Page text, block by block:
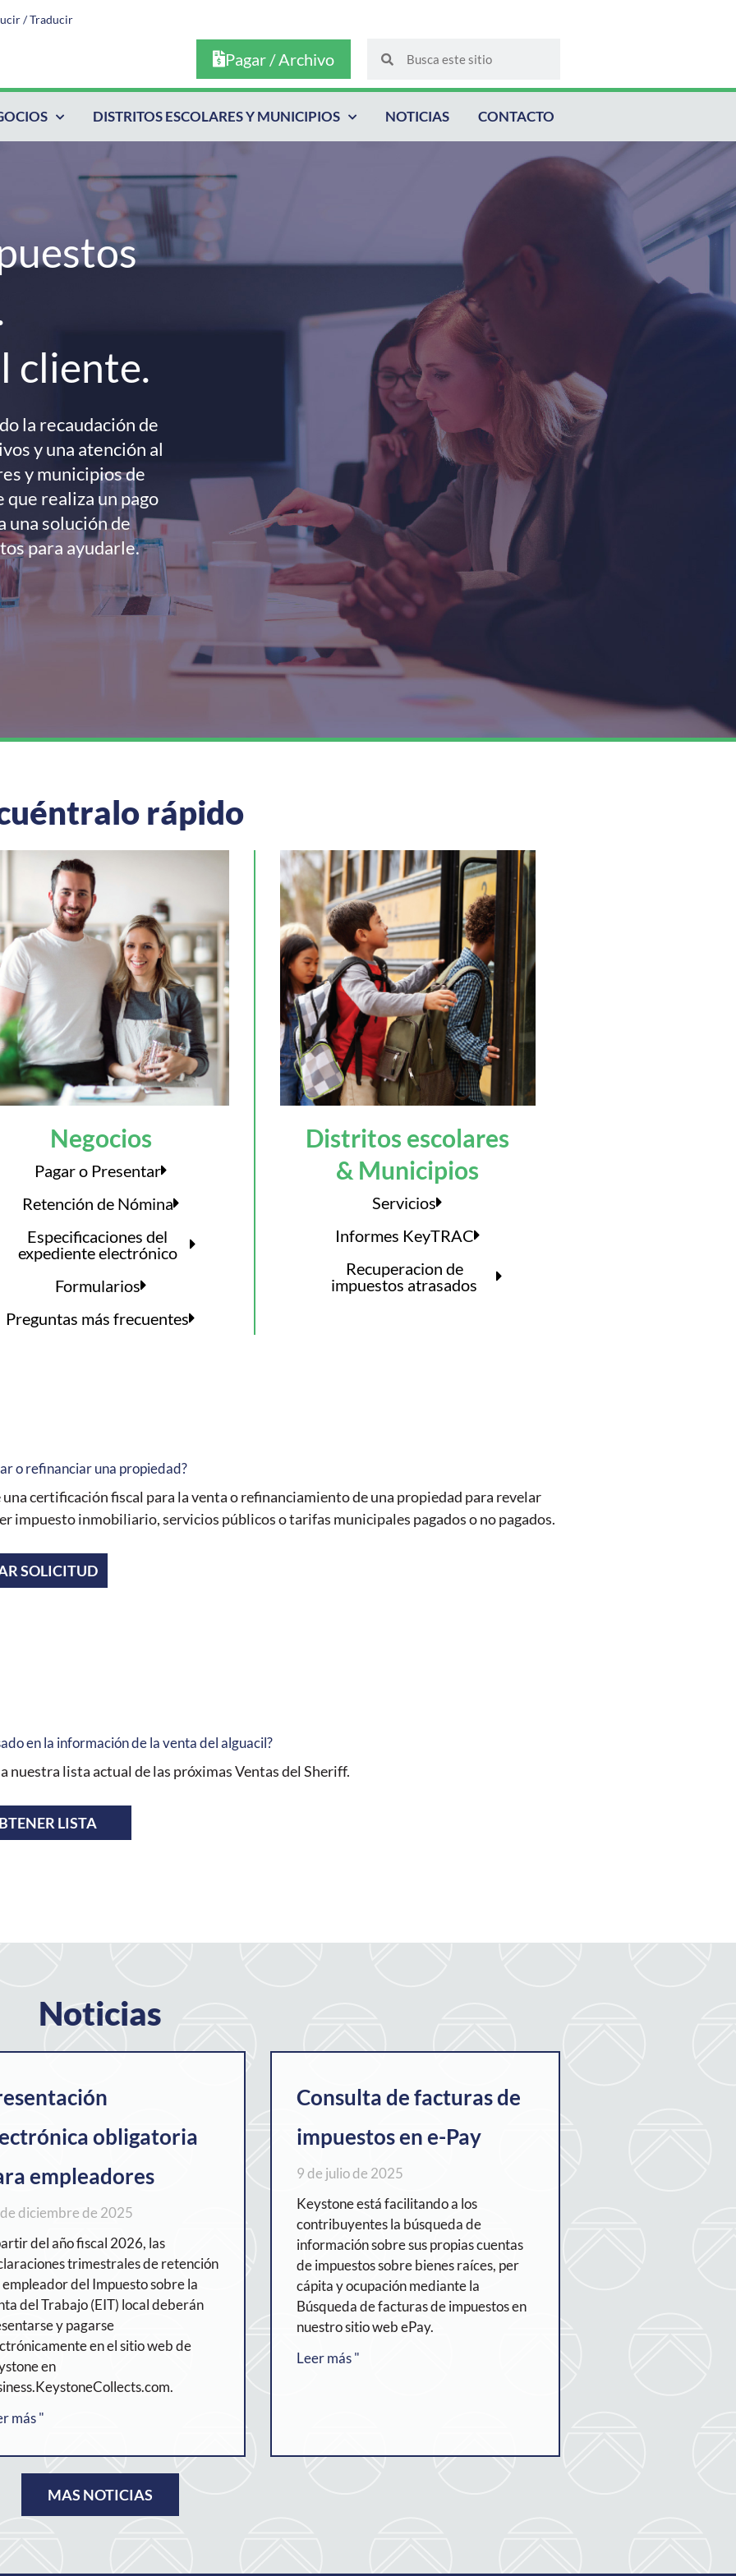
/ Traducir
Pagar / Archivo Buscar
DISTRITOS ESCOLARES Y MUNICIPIOS NOTICIAS CONTACTO
cliente.
la recaudación de
y una atención al
y municipios de
realiza un pago
una solución de
para ayudarle.
rápido
Negocios
Pagar o Presentar
Retención de Nómina
Especificaciones del
expediente electrónico
Formularios
Preguntas más frecuentes
Distritos escolares
& Municipios
Servicios
Informes KeyTRAC
Recuperacion de
impuestos atrasados
o refinanciar una propiedad?
certificación fiscal para la venta o refinanciamiento de una propiedad para revelar
impuesto inmobiliario, servicios públicos o tarifas municipales pagados o no pagados.
SOLICITUD
en la información de la venta del alguacil?
nuestra lista actual de las próximas Ventas del Sheriff.
LISTA
Noticias
obligatoria
empleadores
diciembre de 2025
del año fiscal 2026, las
trimestrales de retención
del Impuesto sobre la
del Trabajo (EIT) local deberán
y pagarse
en el sitio web de
en
más "
Consulta de facturas de
impuestos en e-Pay
9 de julio de 2025
Keystone está facilitando a los
contribuyentes la búsqueda de
información sobre sus propias cuentas
de impuestos sobre bienes raíces, per
cápita y ocupación mediante la
Búsqueda de facturas de impuestos en
nuestro sitio web ePay.
Leer más "
MAS NOTICIAS